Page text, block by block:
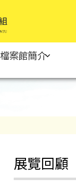
檔案館簡介
展覽回顧